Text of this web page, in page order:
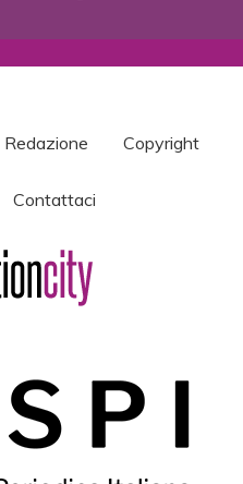
Redazione Copyright
Contattaci